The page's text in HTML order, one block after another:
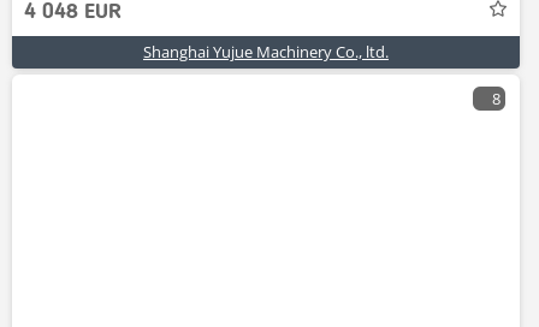
4 048 EUR
Shanghai Yujue Machinery Co., ltd.
8